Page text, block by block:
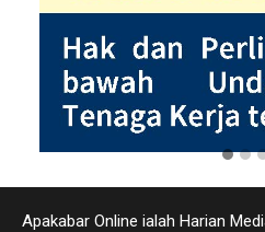
Apakabar Online ialah Harian